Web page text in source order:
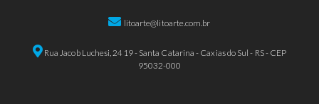
litoarte@litoarte.com.br
Rua Jacob Luchesi, 2419 - Santa Catarina - Caxias do Sul - RS - CEP
95032-000